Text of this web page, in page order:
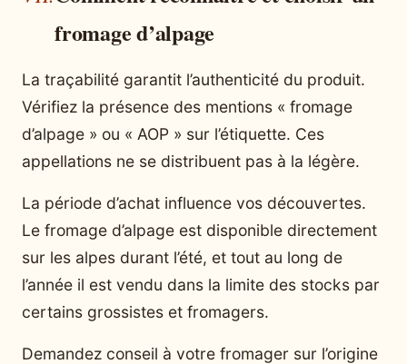
fromage d’alpage
La traçabilité garantit l’authenticité du produit.
Vérifiez la présence des mentions « fromage
d’alpage » ou « AOP » sur l’étiquette. Ces
appellations ne se distribuent pas à la légère.
La période d’achat influence vos découvertes.
Le fromage d’alpage est disponible directement
sur les alpes durant l’été, et tout au long de
l’année il est vendu dans la limite des stocks par
certains grossistes et fromagers.
Demandez conseil à votre fromager sur l’origine